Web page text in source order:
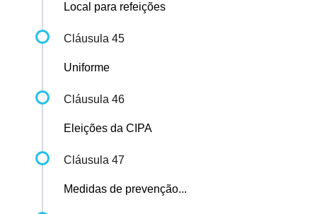
Local para refeições
Cláusula 45
Uniforme
Cláusula 46
Eleições da CIPA
Cláusula 47
Medidas de prevenção...